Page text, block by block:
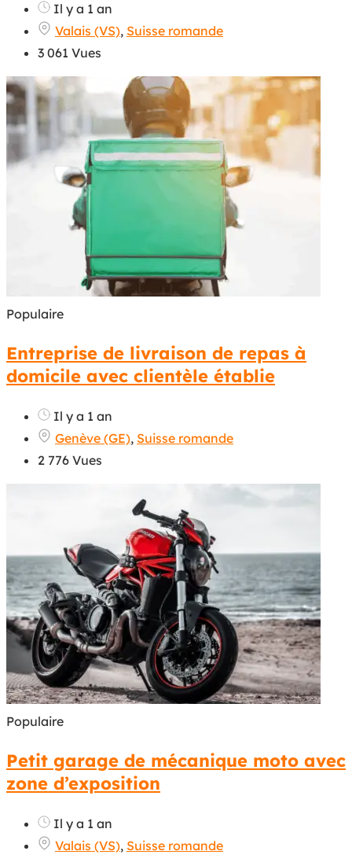
Il y a 1 an
Valais (VS), Suisse romande
3 061 Vues
Populaire
Entreprise de livraison de repas à
domicile avec clientèle établie
Il y a 1 an
Genève (GE), Suisse romande
2 776 Vues
Populaire
Petit garage de mécanique moto avec
zone d’exposition
Il y a 1 an
Valais (VS), Suisse romande